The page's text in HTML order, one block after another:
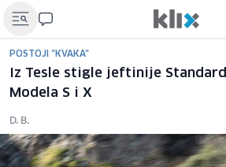
POSTOJI "KVAKA"
Iz Tesle stigle jeftinije
Modela S i X
D. B.